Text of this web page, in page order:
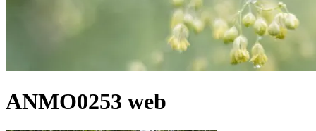
ANMO0253 web